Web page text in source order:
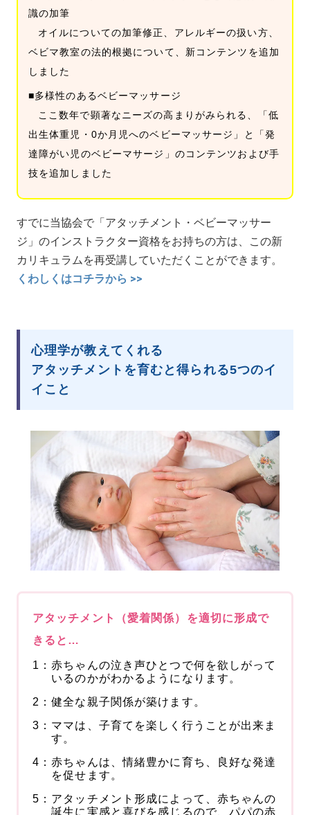
識の加筆
オイルについての加筆修正、アレルギーの扱い方、
ベビマ教室の法的根拠について、新コンテンツを追加
しました
■多様性のあるベビーマッサージ
ここ数年で顕著なニーズの高まりがみられる、「低
出生体重児・0か月児へのベビーマッサージ」と「発
達障がい児のベビーマサージ」のコンテンツおよび手
技を追加しました
すでに当協会で「アタッチメント・ベビーマッサー
ジ」のインストラクター資格をお持ちの方は、この新
カリキュラムを再受講していただくことができます。
くわしくはコチラから >>
心理学が教えてくれる
アタッチメントを育むと得られる5つのイ
イこと
アタッチメント（愛着関係）を適切に形成で
きると…
1：赤ちゃんの泣き声ひとつで何を欲しがって
いるのかがわかるようになります。
2：健全な親子関係が築けます。
3： ママは、子育てを楽しく行うことが出来ま
す。
4：赤ちゃんは、情緒豊かに育ち、良好な発達
を促せます。
5： アタッチメント形成によって、赤ちゃんの
誕生に実感と喜びを感じるので、パパの赤